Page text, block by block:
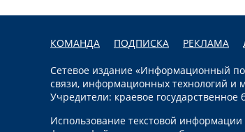
КОМАНДА ПОДПИСКА РЕКЛАМА
Сетевое издание «Информационный
связи, информационных технологий и
Учредители: краевое
Использование текстовой